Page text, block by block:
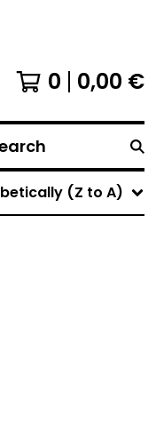
0 0,00 €
(Z to A)